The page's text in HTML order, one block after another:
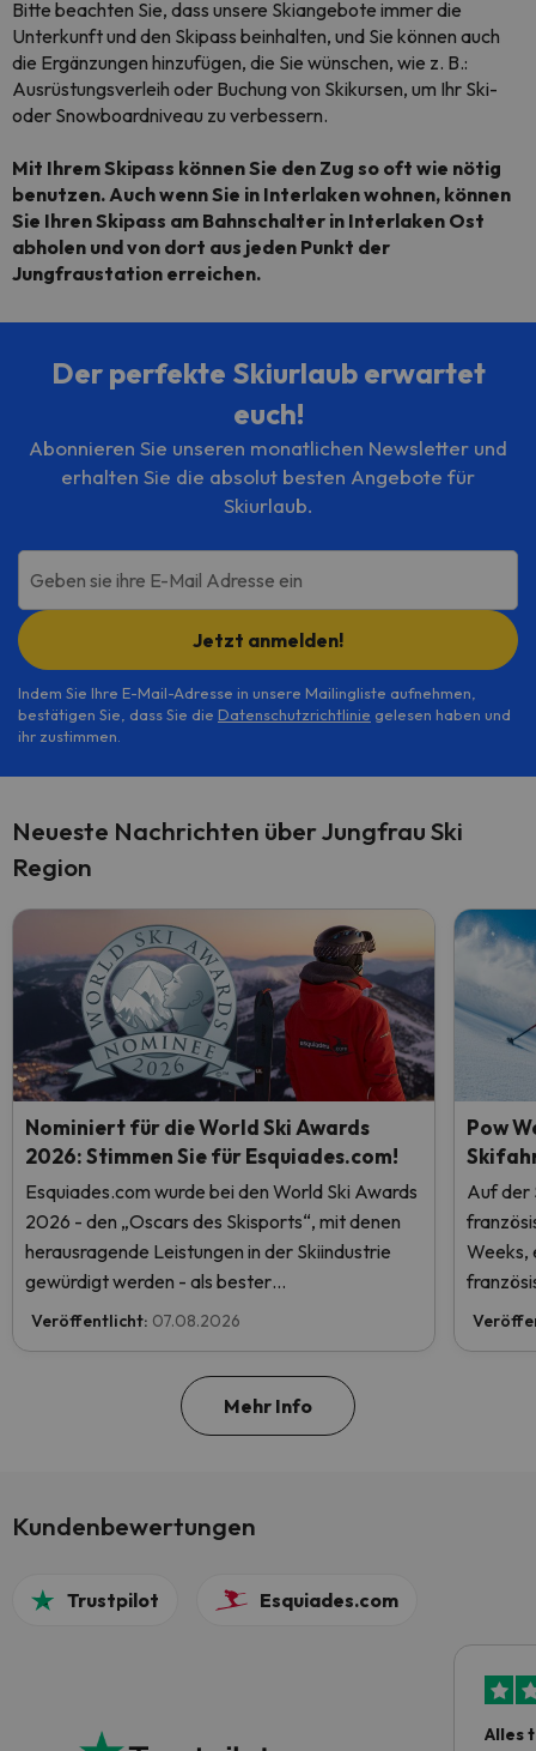
Bitte beachten Sie, dass unsere Skiangebote immer die
Unterkunft und den Skipass beinhalten, und Sie können auch
die Ergänzungen hinzufügen, die Sie wünschen, wie z. B.:
Ausrüstungsverleih oder Buchung von Skikursen, um Ihr Ski-
oder Snowboardniveau zu verbessern.
Mit Ihrem Skipass können Sie den Zug so oft wie nötig
benutzen. Auch wenn Sie in Interlaken wohnen, können
Sie Ihren Skipass am Bahnschalter in Interlaken Ost
abholen und von dort aus jeden Punkt der
Jungfraustation erreichen.
Der perfekte Skiurlaub erwartet
euch!
Abonnieren Sie unseren monatlichen Newsletter und
erhalten Sie die absolut besten Angebote für
Skiurlaub.
Geben sie ihre E-Mail Adresse ein
Jetzt anmelden!
Indem Sie Ihre E-Mail-Adresse in unsere Mailingliste aufnehmen,
bestätigen Sie, dass Sie die Datenschutzrichtlinie gelesen haben und
ihr zustimmen.
Neueste Nachrichten über Jungfrau Ski
Region
Nominiert für die World Ski Awards
2026: Stimmen Sie für Esquiades.com!
Esquiades.com wurde bei den World Ski Awards
2026 - den „Oscars des Skisports“, mit denen
herausragende Leistungen in der Skiindustrie
gewürdigt werden - als bester
Skiurlaubveranstalter der Welt nominiert.
ersten Platz zu erreichen!
Veröffentlicht: 07.08.2026
Pow
Auf der
Weeks,
Mehr Info
Kundenbewertungen
Trustpilot Esquiades.com
Alles